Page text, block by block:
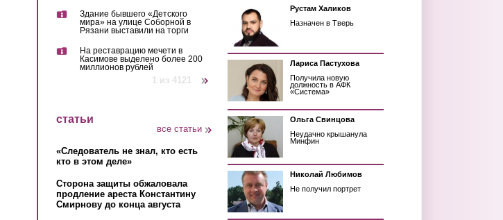
Здание бывшего «Детского
мира» на улице Соборной в
Рязани выставили на торги
На реставрацию мечети в
Касимове выделено более 200
миллионов рублей
1 из 4121
статьи
все статьи
«Следователь не знал, кто есть
кто в этом деле»
Сторона защиты обжаловала
продление ареста Константину
Смирнову до конца августа
Рустам Халиков
Назначен в Тверь
Лариса Пастухова
Получила новую
должность в АФК
«Система»
Ольга Свинцова
Неудачно крышанула
Минфин
Николай Любимов
Не получил портрет